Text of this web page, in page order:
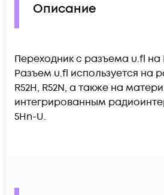
Описание
Переходник с разъема u.fl
Разъем u.fl используется на
R52H, R52N, а также на
интегрированным
5Hn-U.